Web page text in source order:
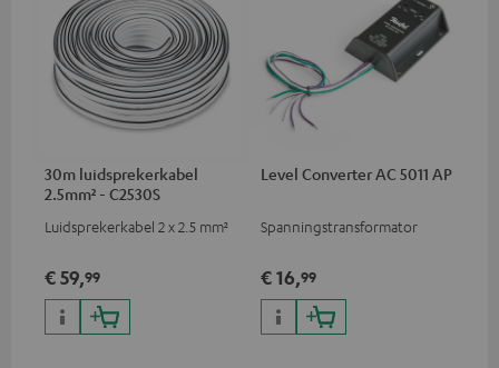
30m luidsprekerkabel
2.5mm² - C2530S
Luidsprekerkabel 2 x 2.5 mm²
€ 59,99
Level Converter AC 5011 AP
Spanningstransformator
€ 16,99